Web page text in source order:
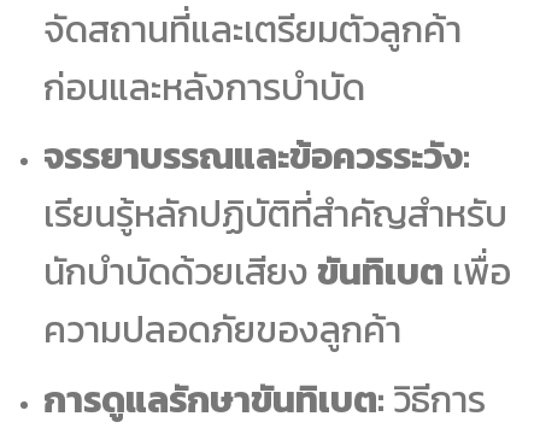
จัดสถานที่และเตรียมตัวลูกค้า
ก่อนและหลังการบำบัด
จรรยาบรรณและข้อควรระวัง:
เรียนรู้หลักปฏิบัติที่สำคัญสำหรับ
นักบำบัดด้วยเสียงขันทิเบต เพื่อ
ความปลอดภัยของลูกค้า
การดูแลรักษาขันทิเบต: วิธีการ